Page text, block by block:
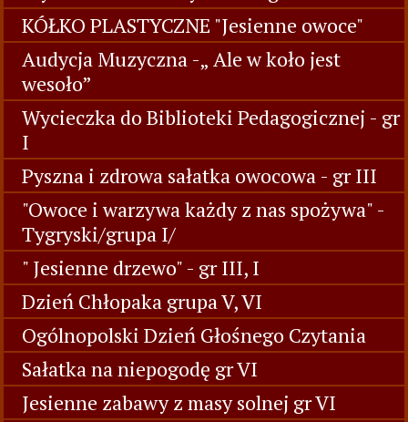
KÓŁKO PLASTYCZNE "Jesienne owoce"
Audycja Muzyczna -„ Ale w koło jest
wesoło”
Wycieczka do Biblioteki Pedagogicznej - gr
I
Pyszna i zdrowa sałatka owocowa - gr III
"Owoce i warzywa każdy z nas spożywa" -
Tygryski/grupa I/
" Jesienne drzewo" - gr III, I
Dzień Chłopaka grupa V, VI
Ogólnopolski Dzień Głośnego Czytania
Sałatka na niepogodę gr VI
Jesienne zabawy z masy solnej gr VI